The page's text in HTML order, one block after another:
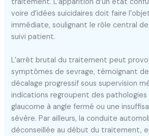
voire d’idées suicidaires doit faire
immédiate, soulignant le rôle central
suivi patient.
L’arrêt brutal du traitement peut
symptômes de sevrage, témoignant de
décalage progressif sous supervision
indications regroupent des pathologies
glaucome à angle fermé ou une
sévère. Par ailleurs, la conduite
déconseillée au début du traitement,